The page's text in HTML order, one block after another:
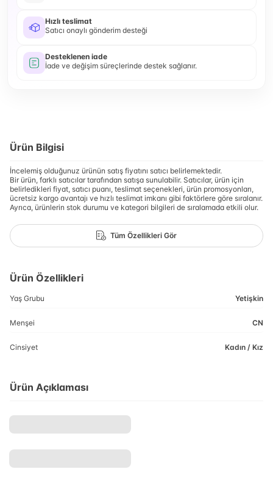
Hızlı teslimat
Satıcı onaylı gönderim desteği
Desteklenen iade
İade ve değişim süreçlerinde destek sağlanır.
Ürün Bilgisi
İncelemiş olduğunuz ürünün satış fiyatını satıcı belirlemektedir.
Bir ürün, farklı satıcılar tarafından satışa sunulabilir. Satıcılar, ürün için
belirledikleri fiyat, satıcı puanı, teslimat seçenekleri, ürün promosyonları,
ücretsiz kargo avantajı ve hızlı teslimat imkanı gibi faktörlere göre sıralanır.
Ayrıca, ürünlerin stok durumu ve kategori bilgileri de sıralamada etkili olur.
Tüm Özellikleri Gör
Ürün Özellikleri
Yaş Grubu Yetişkin
Menşei CN
Cinsiyet Kadın / Kız
Ürün Açıklaması